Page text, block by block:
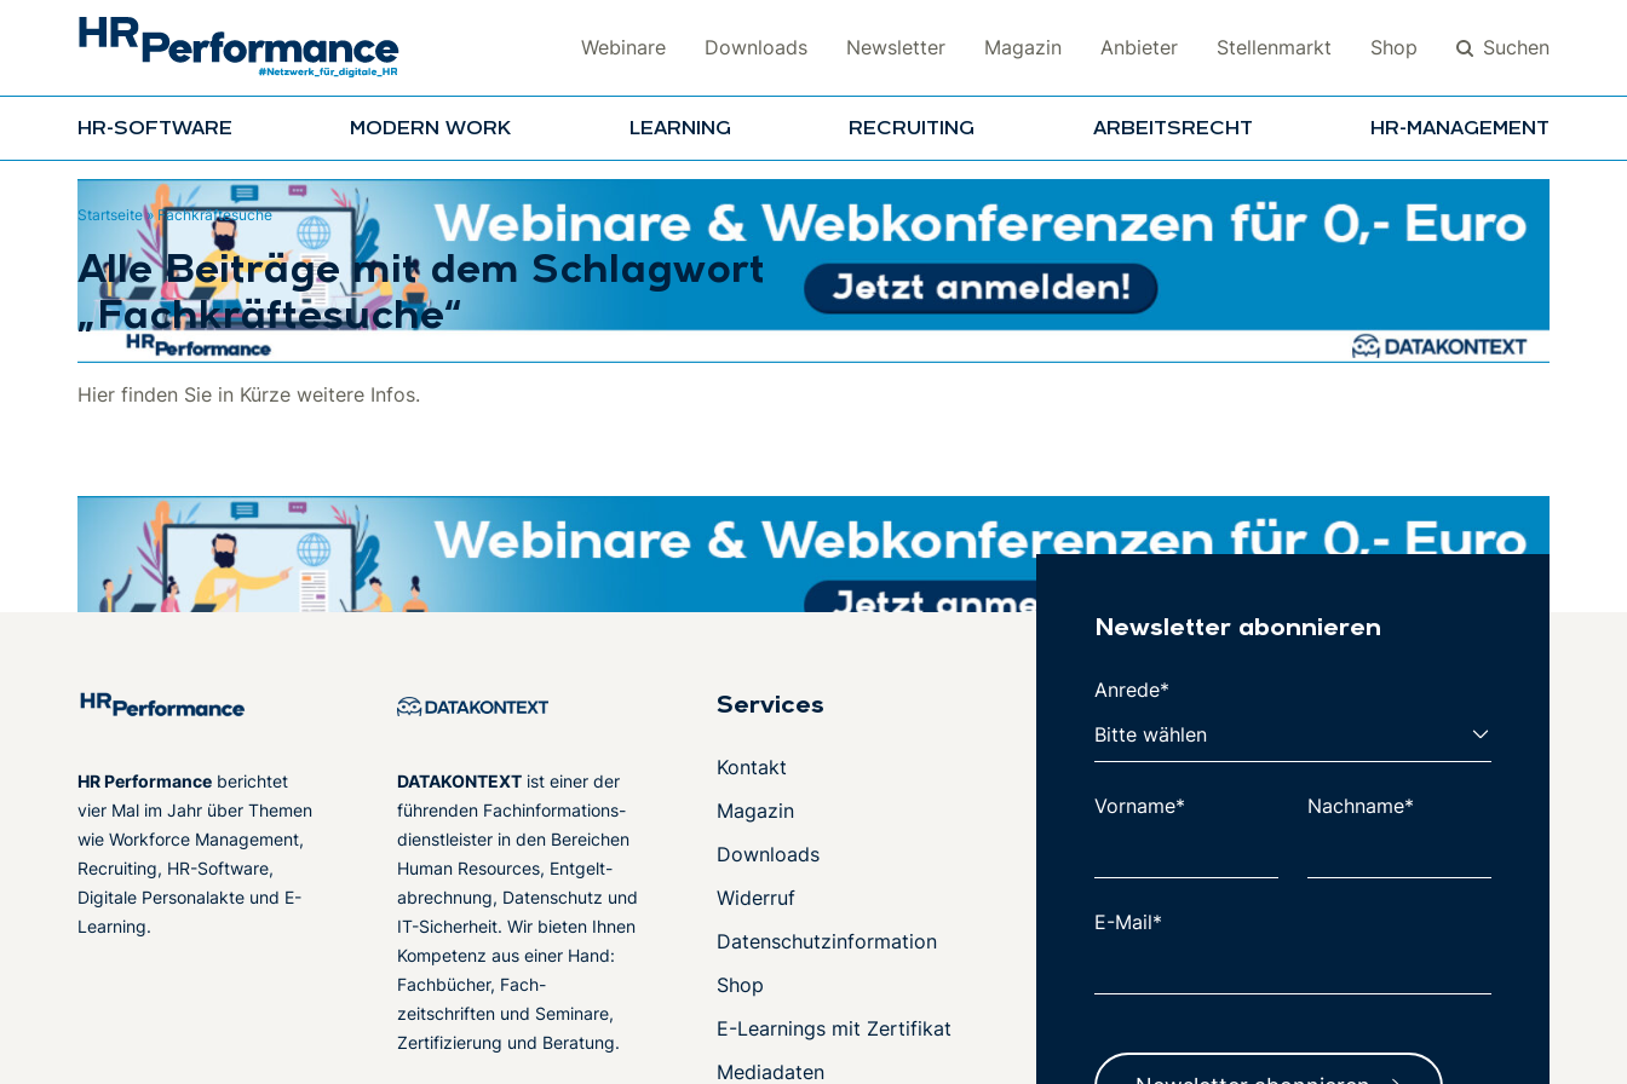
Webinare Downloads Newsletter Magazin Anbieter Stellenmarkt Shop Suchen
HR-SOFTWARE MODERN WORK LEARNING RECRUITING ARBEITSRECHT HR-MANAGEMENT
Suchen
Startseite»Fachkräftesuche
Alle Beiträge mit dem Schlagwort
„Fachkräftesuche“
Hier finden Sie in Kürze weitere Infos.
HR Performance berichtet
vier Mal im Jahr über Themen
wie Workforce Management,
Recruiting, HR-Software,
Digitale Personalakte und E-
Learning.
DATAKONTEXT ist einer der
führenden Fachinformations-
dienstleister in den Bereichen
Human Resources, Entgelt-
abrechnung, Datenschutz und
IT-Sicherheit. Wir bieten Ihnen
Kompetenz aus einer Hand:
Fachbücher, Fach-
zeitschriften und Seminare,
Zertifizierung und Beratung.
Services
Kontakt
Magazin
Downloads
Widerruf
Datenschutzinformation
Shop
E-Learnings mit Zertifikat
Mediadaten
Newsletter abonnieren
Anrede*
Vorname* Nachname*
E-Mail*